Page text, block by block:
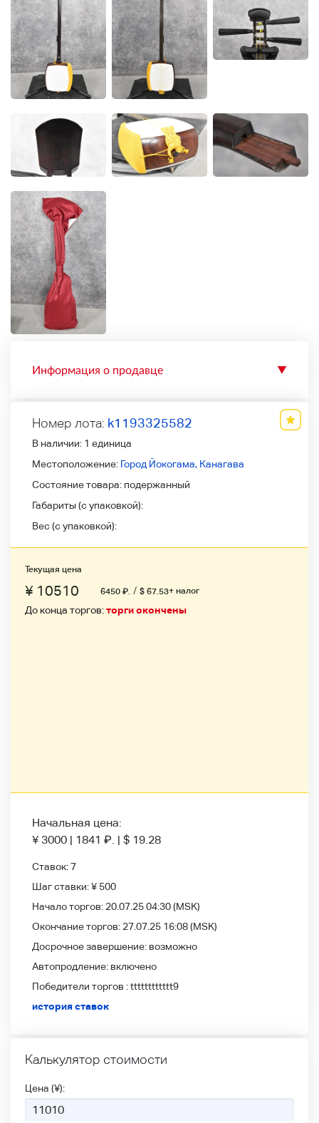
Информация о продавце ▼
Номер лота: k1193325582
В наличии: 1 единица
Местоположение: Город Йокогама, Канагава
Состояние товара: подержанный
Габариты (с упаковкой):
Вес (с упаковкой):
Текущая цена
¥ 10510 6450 ₽. / $ 67.53+ налог
До конца торгов:торги окончены
Начальная цена:
¥ 3000 | 1841 ₽. | $ 19.28
Ставок:7
Шаг ставки:¥ 500
Начало торгов: 20.07.25 04:30(MSK)
Окончание торгов: 27.07.25 16:08(MSK)
Досрочное завершение: возможно
Автопродление: включено
Победители
торгов :tttttttttttt9
история ставок
Калькулятор стоимости
Цена (¥):